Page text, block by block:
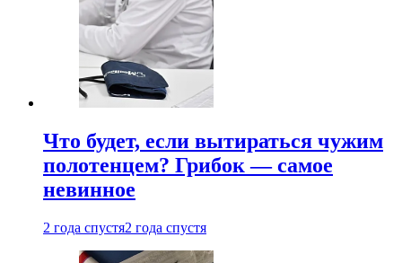
Что будет, если вытираться чужим
полотенцем? Грибок — самое
невинное
2 года спустя2 года спустя